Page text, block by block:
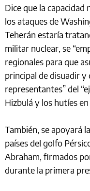
Dice que la capacidad
los ataques de
Teherán estaría
militar nuclear, se
regionales para que
principal de disuadir y
representantes” del
Hizbulá y los hutíes en
También, se apoyará
países del golfo
Abraham, firmados
durante la primera